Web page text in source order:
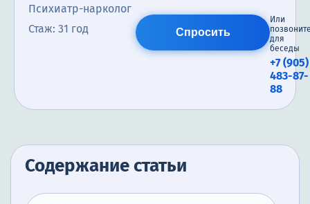
Психиатр-нарколог
Стаж: 31 год
Спросить
Или
для
беседы
+7 (905)
483-87-
88
Содержание статьи